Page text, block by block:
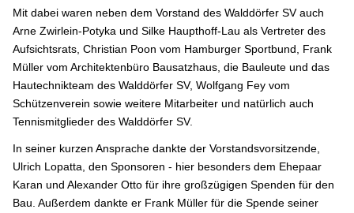
Mit dabei waren neben dem Vorstand des Walddörfer SV auch
Arne Zwirlein-Potyka und Silke Haupthoff-Lau als Vertreter des
Aufsichtsrats, Christian Poon vom Hamburger Sportbund, Frank
Müller vom Architektenbüro Bausatzhaus, die Bauleute und das
Hautechnikteam des Walddörfer SV, Wolfgang Fey vom
Schützenverein sowie weitere Mitarbeiter und natürlich auch
Tennismitglieder des Walddörfer SV.
In seiner kurzen Ansprache dankte der Vorstandsvorsitzende,
Ulrich Lopatta, den Sponsoren - hier besonders dem Ehepaar
Karan und Alexander Otto für ihre großzügigen Spenden für den
Bau. Außerdem dankte er Frank Müller für die Spende seiner